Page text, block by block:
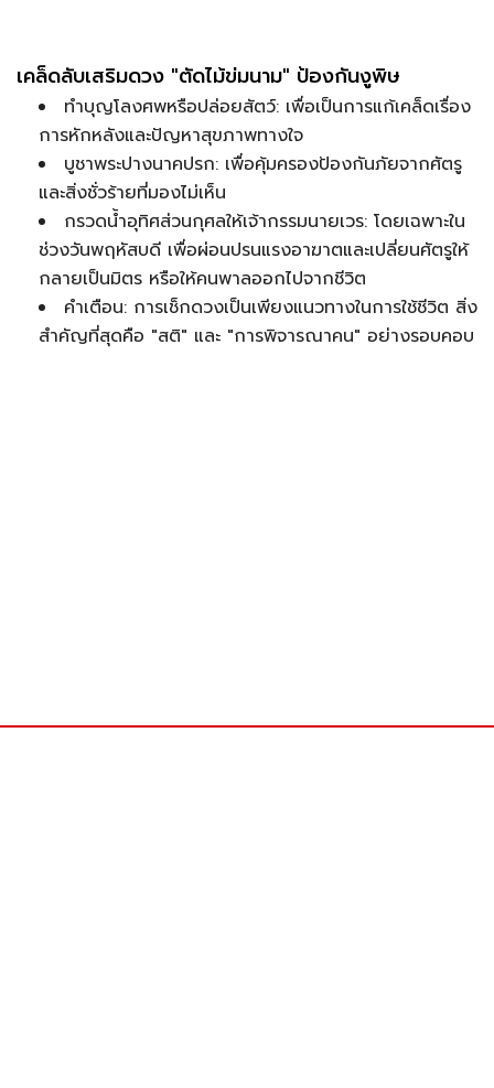
เคล็ดลับเสริมดวง "ตัดไม้ข่มนาม" ป้องกันงูพิษ
ทำบุญโลงศพหรือปล่อยสัตว์: เพื่อเป็นการแก้เคล็ดเรื่อง
การหักหลังและปัญหาสุขภาพทางใจ
บูชาพระปางนาคปรก: เพื่อคุ้มครองป้องกันภัยจากศัตรู
และสิ่งชั่วร้ายที่มองไม่เห็น
กรวดน้ำอุทิศส่วนกุศลให้เจ้ากรรมนายเวร: โดยเฉพาะใน
ช่วงวันพฤหัสบดี เพื่อผ่อนปรนแรงอาฆาตและเปลี่ยนศัตรูให้
กลายเป็นมิตร หรือให้คนพาลออกไปจากชีวิต
คำเตือน: การเช็กดวงเป็นเพียงแนวทางในการใช้ชีวิต สิ่ง
สำคัญที่สุดคือ "สติ" และ "การพิจารณาคน" อย่างรอบคอบ